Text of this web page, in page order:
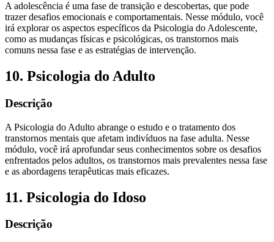
A adolescência é uma fase de transição e descobertas, que pode
trazer desafios emocionais e comportamentais. Nesse módulo, você
irá explorar os aspectos específicos da Psicologia do Adolescente,
como as mudanças físicas e psicológicas, os transtornos mais
comuns nessa fase e as estratégias de intervenção.
10. Psicologia do Adulto
Descrição
A Psicologia do Adulto abrange o estudo e o tratamento dos
transtornos mentais que afetam indivíduos na fase adulta. Nesse
módulo, você irá aprofundar seus conhecimentos sobre os desafios
enfrentados pelos adultos, os transtornos mais prevalentes nessa fase
e as abordagens terapêuticas mais eficazes.
11. Psicologia do Idoso
Descrição